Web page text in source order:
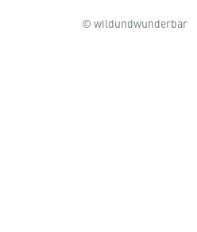
© wildundwunderbar